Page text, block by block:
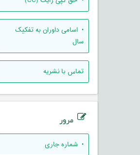
• اسامی داوران به تفکیک
سال
تماس با نشریه
مرور
• شماره جاری